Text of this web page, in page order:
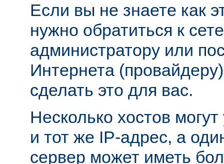
Если вы не знаете как
нужно обратиться к
администратору или
Интернета
сделать это для вас.
Несколько хостов
и тот же IP-адрес, а
сервер может иметь